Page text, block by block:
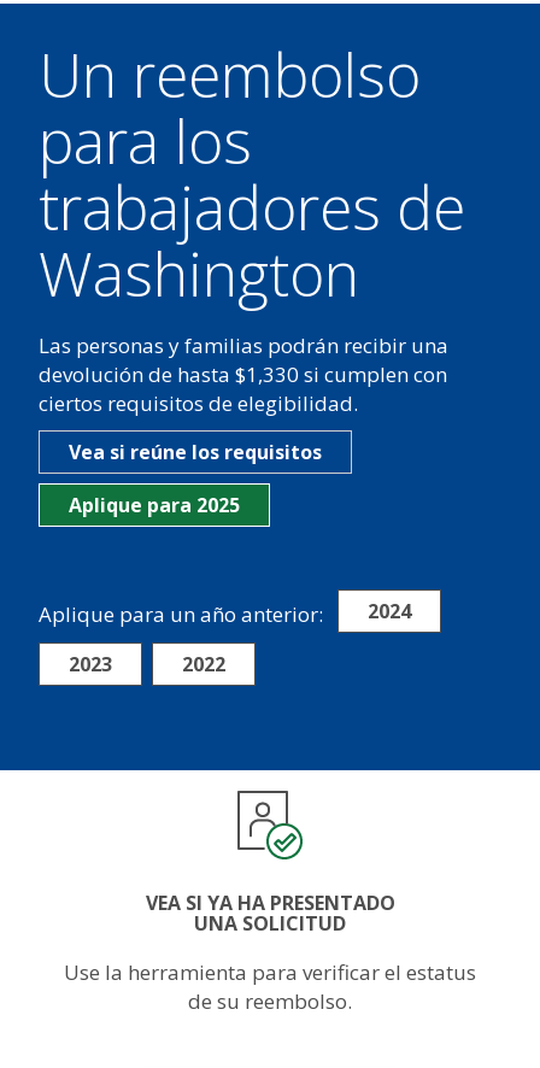
Un reembolso
para los
trabajadores de
Washington
Las personas y familias podrán recibir una
devolución de hasta $1,330 si cumplen con
ciertos requisitos de elegibilidad.
Vea si reúne los requisitos
Aplique para 2025
Aplique para un año anterior:
2024
2023
2022
VEA SI YA HA PRESENTADO
UNA SOLICITUD
Use la herramienta para verificar el estatus
de su reembolso.